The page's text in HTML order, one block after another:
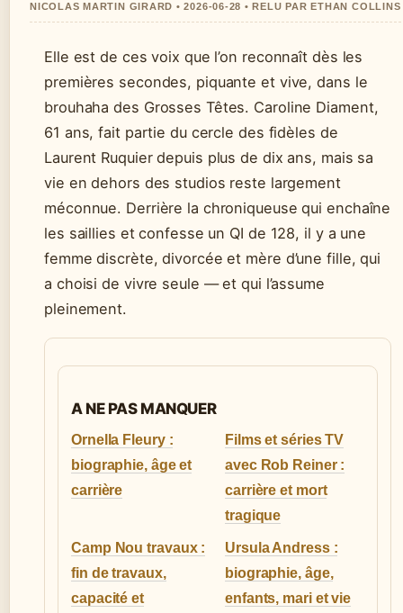
NICOLAS MARTIN GIRARD • 2026-06-28 • RELU PAR ETHAN COLLINS
Elle est de ces voix que l’on reconnaît dès les
premières secondes, piquante et vive, dans le
brouhaha des Grosses Têtes. Caroline Diament,
61 ans, fait partie du cercle des fidèles de
Laurent Ruquier depuis plus de dix ans, mais sa
vie en dehors des studios reste largement
méconnue. Derrière la chroniqueuse qui enchaîne
les saillies et confesse un QI de 128, il y a une
femme discrète, divorcée et mère d’une fille, qui
a choisi de vivre seule — et qui l’assume
pleinement.
A NE PAS MANQUER
Ornella Fleury :
biographie, âge et
carrière
Films et séries TV
avec Rob Reiner :
carrière et mort
tragique
Camp Nou travaux :
fin de travaux,
capacité et
Ursula Andress :
biographie, âge,
enfants, mari et vie